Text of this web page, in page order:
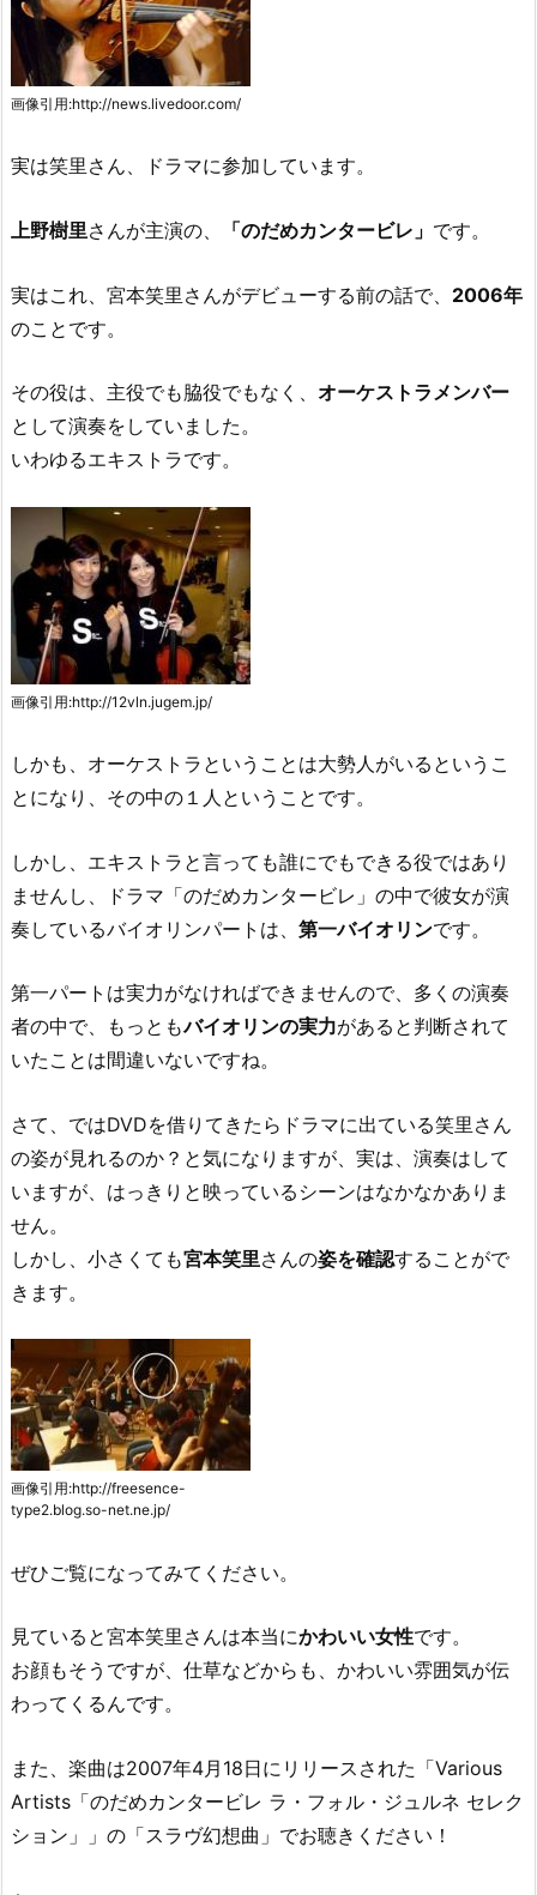
画像引用:http://news.livedoor.com/
実は笑里さん、ドラマに参加しています。
上野樹里さんが主演の、 のだめカンタービレ です。
実はこれ、宮本笑里さんがデビューする前の話で、 2006年
のことです。
その役は、主役でも脇役でもなく、 オーケストラメンバー
として演奏をしていました。
いわゆるエキストラです。
画像引用:http://12vln.jugem.jp/
しかも、オーケストラということは大勢人がいるというこ
とになり、その中の１人ということです。
しかし、エキストラと言っても誰にでもできる役ではあり
ませんし、ドラマ
のだめカンタービレ
の中で彼女が演
奏しているバイオリンパートは、 第一バイオリンです。
第一パートは実力がなければできませんので、多くの演奏
者の中で、もっともバイオリンの実力があると判断されて
いたことは間違いないですね。
さて、ではDVDを借りてきたらドラマに出ている笑里さん
の姿が見れるのか？と気になりますが、実は、演奏はして
いますが、はっきりと映っているシーンはなかなかありま
せん。
しかし、小さくても宮本笑里さんの姿を確認することがで
きます。
画像引用:http://freesence-
type2.blog.so-net.ne.jp/
ぜひご覧になってみてください。
見ていると宮本笑里さんは本当にかわいい女性です。
お顔もそうですが、仕草などからも、かわいい雰囲気が伝
わってくるんです。
また、楽曲は2007年4月18日にリリースされた
Various
Artists「のだめカンタービレ ラ・フォル・ジュルネ セレク
ション」
の スラヴ幻想曲 でお聴きください！